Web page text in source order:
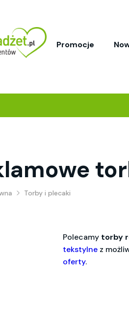
Promocje
Torby i plecaki
Polecamy torby
tekstylne z
oferty.